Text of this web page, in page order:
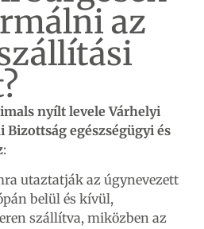
az
nyílt levele Várhelyi
Bizottság egészségügyi és
:
utaztatják az úgynevezett
belül és kívül,
szállítva, miközben az